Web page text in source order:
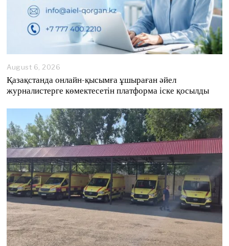
August 6, 2026
g
u
t
6
,
2
0
2
6
Қазақстанда онлайн-қысымға ұшыраған әйел
журналистерге көмектесетін платформа іске қосылды